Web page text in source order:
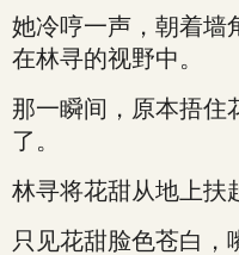
她冷哼一声，朝着墙
在林寻的视野中。
那一瞬间，原本捂住
了。
林寻将花甜从地上扶
只见花甜脸色苍白，